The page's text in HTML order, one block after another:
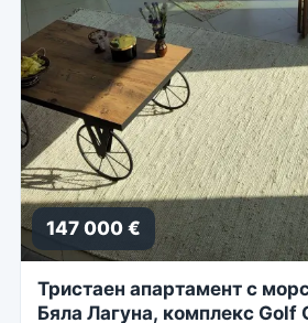
147 000 €
Тристаен апартамент с
Бяла Лагуна, комплекс Golf